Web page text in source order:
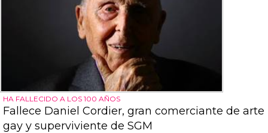
HA FALLECIDO A LOS 100 AÑOS
Fallece Daniel Cordier, gran comerciante de arte
gay y superviviente de SGM